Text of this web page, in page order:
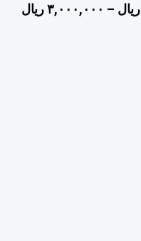
ریال – ۳,۰۰۰,۰۰۰ ریال